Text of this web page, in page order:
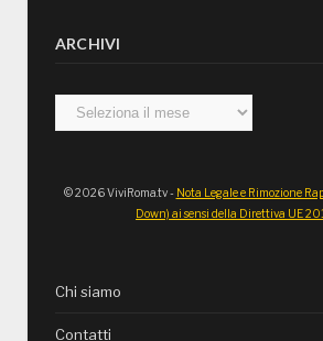
ARCHIVI
Archivi
© 2026 ViviRoma.tv - Nota Legale e Rimozione
Down) ai sensi della Direttiva UE
Chi siamo
Contatti